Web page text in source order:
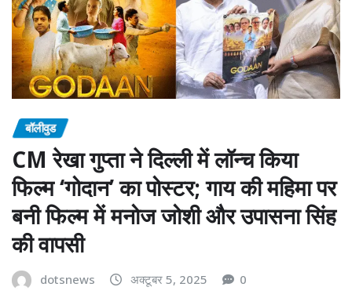
बॉलीवुड
CM रेखा गुप्ता ने दिल्ली में लॉन्च किया
फिल्म ‘गोदान’ का पोस्टर; गाय की महिमा पर
बनी फिल्म में मनोज जोशी और उपासना सिंह
की वापसी
dotsnews अक्टूबर 5, 2025 0